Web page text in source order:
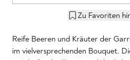
Zu Favoriten
Reife Beeren und Kräuter der
im vielversprechenden Bouquet.